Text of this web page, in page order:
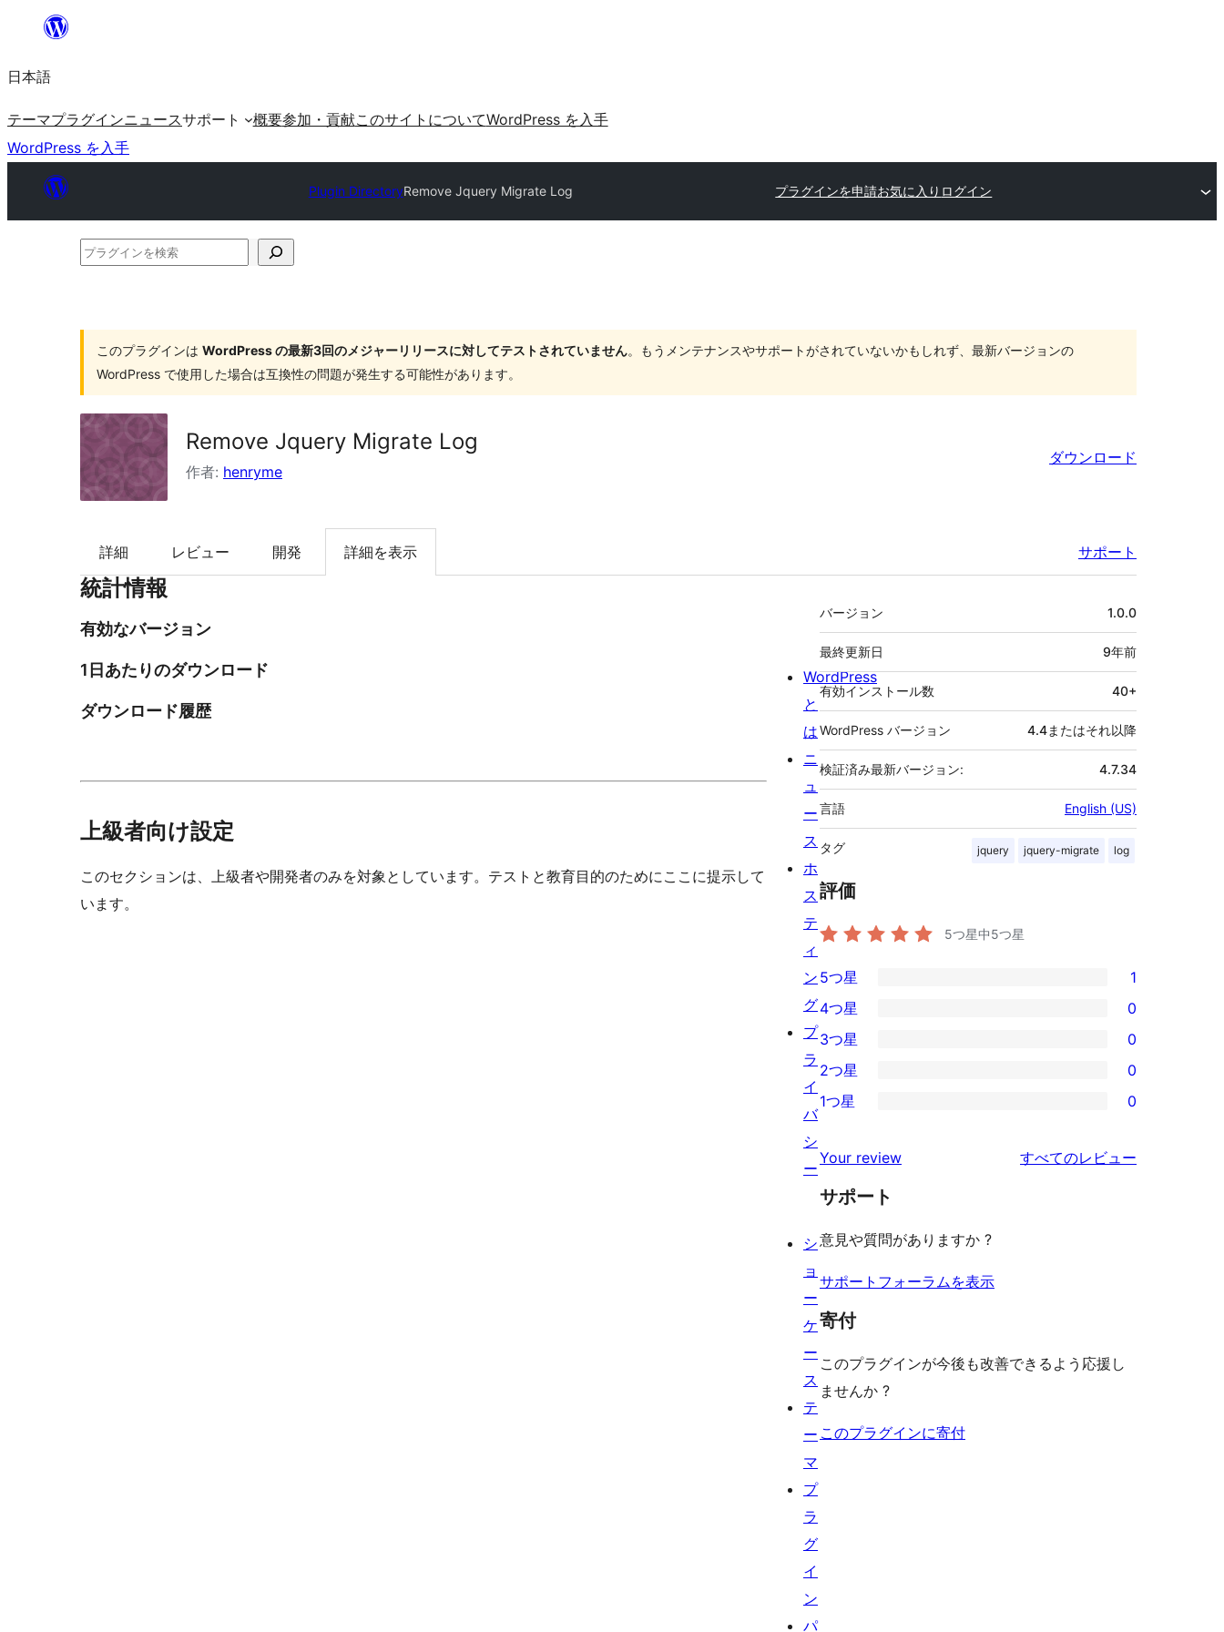
を
ッ
日本語
テーマプラグインニュースサポート 概要参加・貢献このサイトについてWordPress を入手
WordPress を入手
Plugin DirectoryRemove Jquery Migrate Log プラグインを申請お気に入り ログイン
プ
イ
検
このプラグインは WordPress の最新3回のメジャーリリースに対してテストされていません。もうメンテナンスやサポートがされていないかもしれず、最新バージョンの
WordPress で使用した場合は互換性の問題が発生する可能性があります。
Remove Jquery Migrate Log
作者: henryme
ダウンロード
詳細 レビュー 開発 詳細を表示 サポート
統計情報
有効なバージョン
1日あたりのダウンロード
ダウンロード履歴
上級者向け設定
このセクションは、上級者や開発者のみを対象としています。テストと教育目的のためにここに提示して
います。
メ
タ
バージョン 1.0.0
最終更新日 9年前
有効インストール数 40+
WordPress バージョン 4.4またはそれ以降
検証済み最新バージョン: 4.7.34
言語 English (US)
タグ jquery jquery-migrate log
評価
5つ星中5つ星
1
5-
星
レ
ビ
ー
5つ星 1
4-
星
レ
ュ
ー
4つ星 0
0
3-
星
ビ
ュ
3つ星 0
2-
レ
ビ
ー
2つ星 0
星
レ
ュ
ー
1つ星 0
Your review すべてのレビュー
サポート
意見や質問がありますか ?
サポートフォーラムを表示
寄付
このプラグインが今後も改善できるよう応援し
ませんか ?
このプラグインに寄付
WordPress
と
は
ニ
ュ
ー
ス
ホ
ス
テ
ィ
ン
グ
プ
ラ
イ
バ
シ
ー
シ
ョ
ー
ケ
ー
ス
テ
ー
マ
プ
ラ
グ
イ
ン
パ